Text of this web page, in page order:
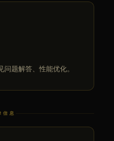
题解答、性能优化。
信息